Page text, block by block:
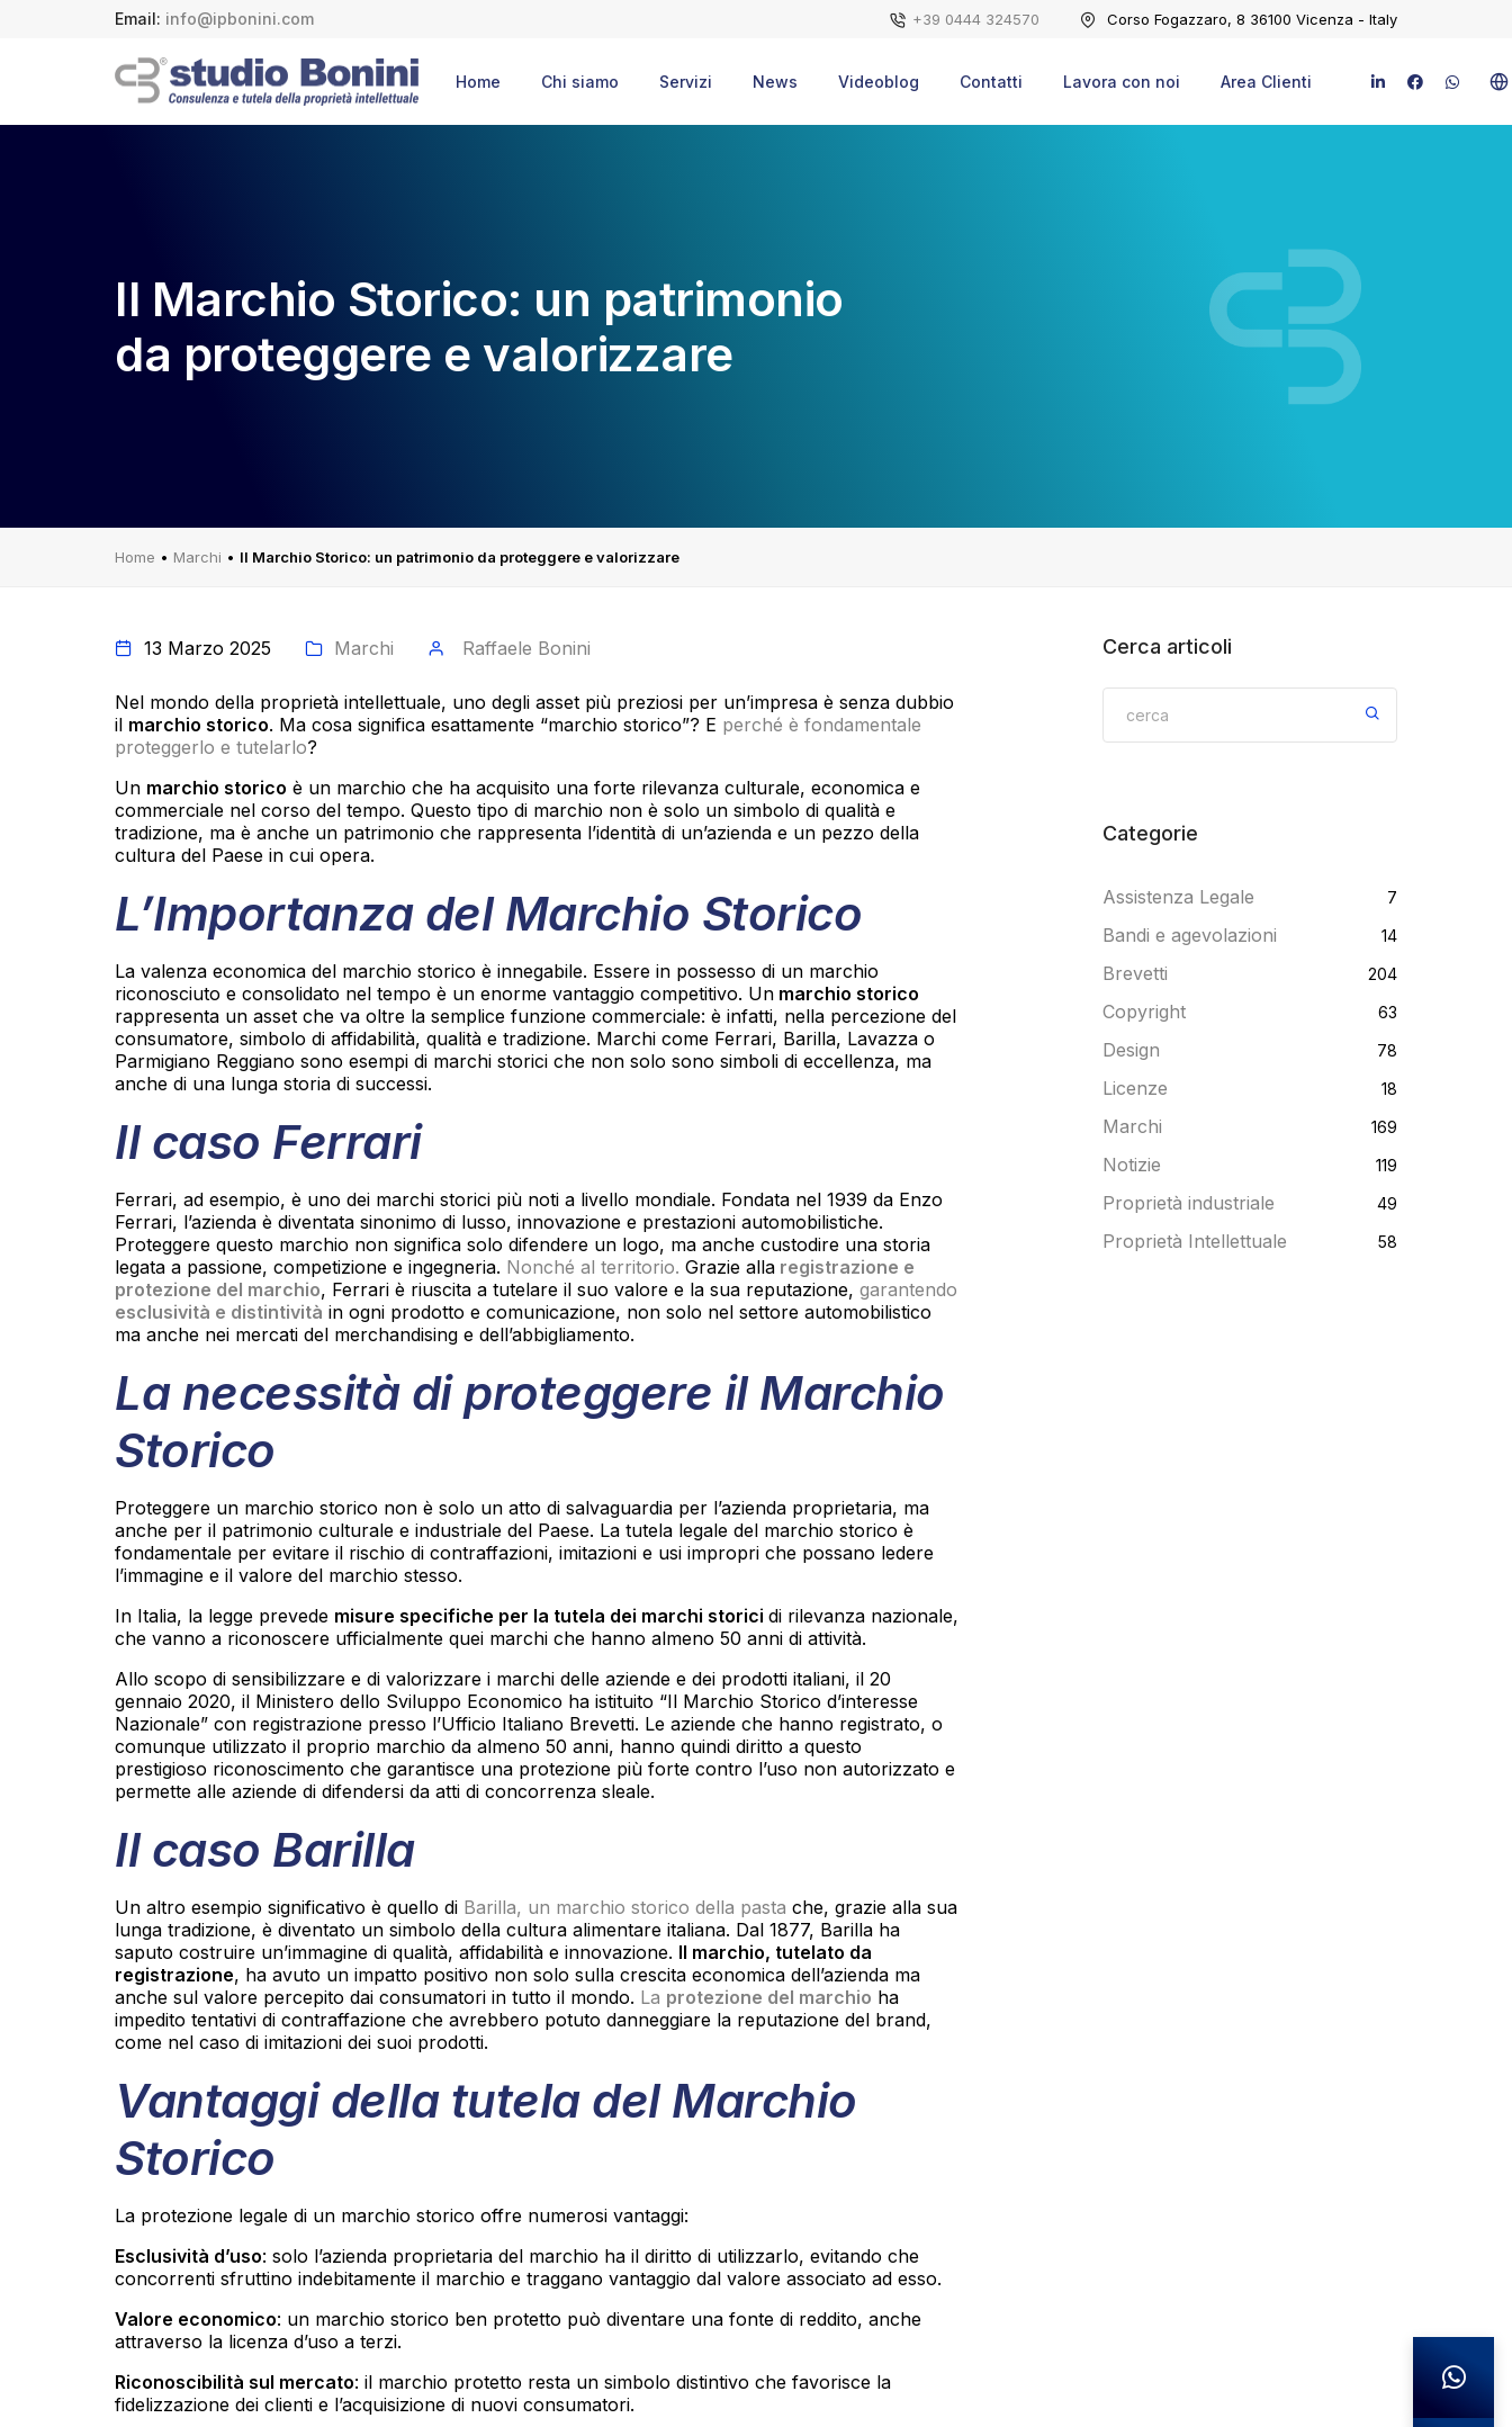
Email: info@ipbonini.com +39 0444 324570 Corso Fogazzaro, 8 36100 Vicenza - Italy
Home Chi siamo Servizi News Videoblog Contatti Lavora con noi Area Clienti
Il Marchio Storico: un patrimonio
da proteggere e valorizzare
Home • Marchi • Il Marchio Storico: un patrimonio da proteggere e valorizzare
13 Marzo 2025 Marchi Raffaele Bonini
Nel mondo della proprietà intellettuale, uno degli asset più preziosi per un’impresa è senza dubbio
il marchio storico. Ma cosa significa esattamente “marchio storico”? E perché è fondamentale
proteggerlo e tutelarlo?
Un marchio storico è un marchio che ha acquisito una forte rilevanza culturale, economica e
commerciale nel corso del tempo. Questo tipo di marchio non è solo un simbolo di qualità e
tradizione, ma è anche un patrimonio che rappresenta l’identità di un’azienda e un pezzo della
cultura del Paese in cui opera.
L’Importanza del Marchio Storico
La valenza economica del marchio storico è innegabile. Essere in possesso di un marchio
riconosciuto e consolidato nel tempo è un enorme vantaggio competitivo. Un marchio storico
rappresenta un asset che va oltre la semplice funzione commerciale: è infatti, nella percezione del
consumatore, simbolo di affidabilità, qualità e tradizione. Marchi come Ferrari, Barilla, Lavazza o
Parmigiano Reggiano sono esempi di marchi storici che non solo sono simboli di eccellenza, ma
anche di una lunga storia di successi.
Il caso Ferrari
Ferrari, ad esempio, è uno dei marchi storici più noti a livello mondiale. Fondata nel 1939 da Enzo
Ferrari, l’azienda è diventata sinonimo di lusso, innovazione e prestazioni automobilistiche.
Proteggere questo marchio non significa solo difendere un logo, ma anche custodire una storia
legata a passione, competizione e ingegneria. Nonché al territorio. Grazie alla registrazione e
protezione del marchio, Ferrari è riuscita a tutelare il suo valore e la sua reputazione, garantendo
esclusività e distintività in ogni prodotto e comunicazione, non solo nel settore automobilistico
ma anche nei mercati del merchandising e dell’abbigliamento.
La necessità di proteggere il Marchio
Storico
Proteggere un marchio storico non è solo un atto di salvaguardia per l’azienda proprietaria, ma
anche per il patrimonio culturale e industriale del Paese. La tutela legale del marchio storico è
fondamentale per evitare il rischio di contraffazioni, imitazioni e usi impropri che possano ledere
l’immagine e il valore del marchio stesso.
In Italia, la legge prevede misure specifiche per la tutela dei marchi storici di rilevanza nazionale,
che vanno a riconoscere ufficialmente quei marchi che hanno almeno 50 anni di attività.
Allo scopo di sensibilizzare e di valorizzare i marchi delle aziende e dei prodotti italiani, il 20
gennaio 2020, il Ministero dello Sviluppo Economico ha istituito “Il Marchio Storico d’interesse
Nazionale” con registrazione presso l’Ufficio Italiano Brevetti. Le aziende che hanno registrato, o
comunque utilizzato il proprio marchio da almeno 50 anni, hanno quindi diritto a questo
prestigioso riconoscimento che garantisce una protezione più forte contro l’uso non autorizzato e
permette alle aziende di difendersi da atti di concorrenza sleale.
Il caso Barilla
Un altro esempio significativo è quello di Barilla, un marchio storico della pasta che, grazie alla sua
lunga tradizione, è diventato un simbolo della cultura alimentare italiana. Dal 1877, Barilla ha
saputo costruire un’immagine di qualità, affidabilità e innovazione. Il marchio, tutelato da
registrazione, ha avuto un impatto positivo non solo sulla crescita economica dell’azienda ma
anche sul valore percepito dai consumatori in tutto il mondo. La protezione del marchio ha
impedito tentativi di contraffazione che avrebbero potuto danneggiare la reputazione del brand,
come nel caso di imitazioni dei suoi prodotti.
Vantaggi della tutela del Marchio
Storico
La protezione legale di un marchio storico offre numerosi vantaggi:
Esclusività d’uso: solo l’azienda proprietaria del marchio ha il diritto di utilizzarlo, evitando che
concorrenti sfruttino indebitamente il marchio e traggano vantaggio dal valore associato ad esso.
Valore economico: un marchio storico ben protetto può diventare una fonte di reddito, anche
attraverso la licenza d’uso a terzi.
Riconoscibilità sul mercato: il marchio protetto resta un simbolo distintivo che favorisce la
fidelizzazione dei clienti e l’acquisizione di nuovi consumatori.
Cerca articoli
Categorie
Assistenza Legale 7
Bandi e agevolazioni 14
Brevetti 204
Copyright 63
Design 78
Licenze 18
Marchi 169
Notizie 119
Proprietà industriale 49
Proprietà Intellettuale 58